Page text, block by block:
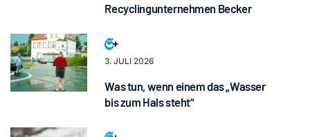
Recyclingunternehmen Becker
3. JULI 2026
Was tun, wenn einem das „Wasser
bis zum Hals steht“